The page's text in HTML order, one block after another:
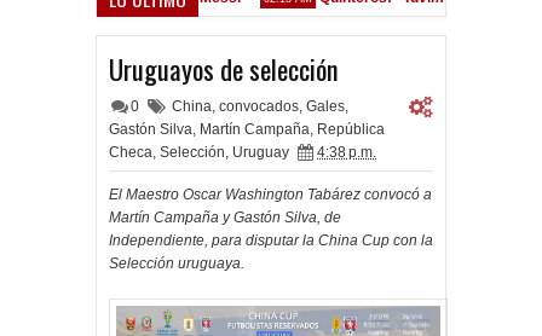
Uruguayos de selección
0 China, convocados, Gales,
Gastón Silva, Martín Campaña, República
Checa, Selección, Uruguay 4:38 p.m.
El Maestro Oscar Washington Tabárez convocó a
Martín Campaña y Gastón Silva, de
Independiente, para disputar la China Cup con la
Selección uruguaya.